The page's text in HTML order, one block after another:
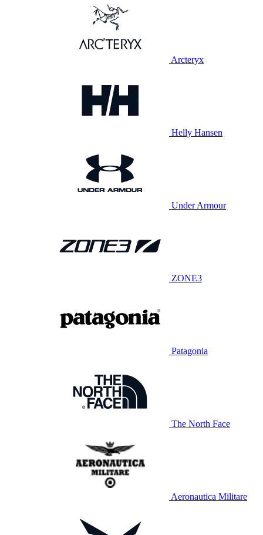
Arcteryx
Helly Hansen
Under Armour
ZONE3
Patagonia
The North Face
Aeronautica Militare